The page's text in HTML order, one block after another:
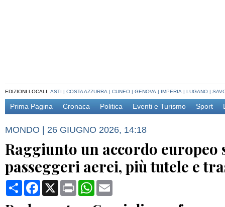
EDIZIONI LOCALI: ASTI | COSTA AZZURRA | CUNEO | GENOVA | IMPERIA | LUGANO |
Prima Pagina Cronaca Politica Eventi e Turismo Sport
MONDO | 26 GIUGNO 2026, 14:18
Raggiunto un accordo
passeggeri aerei, più tutele e
CondividiFacebook
X Print WhatsApp